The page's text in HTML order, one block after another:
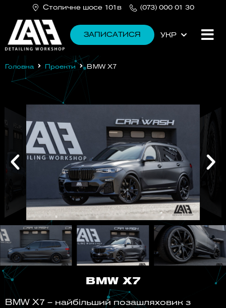
Столичне шосе 101в (073) 000 01 30
ЗАПИСАТИСЯ УКР
РУС
Головна Проекти BMW X7
BMW X7
BMW X7 – найбільший позашляховик з